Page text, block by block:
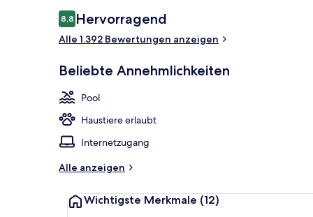
Bewertungen
8,88,8 von 10.
Hervorragend
Alle 1.392 Bewertungen anzeigen
Beliebte Annehmlichkeiten
Pool
Haustiere erlaubt
Internetzugang
Alle anzeigen
Wichtigste Merkmale (12)